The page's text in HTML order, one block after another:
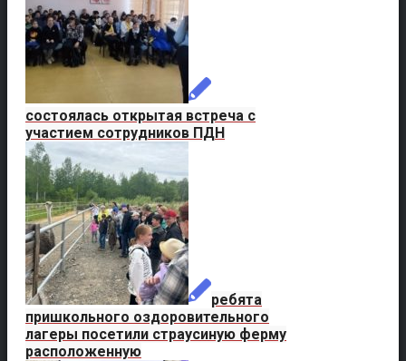
состоялась открытая встреча с
участием сотрудников ПДН
ребята
пришкольного оздоровительного
лагеры посетили страусиную ферму
расположенную